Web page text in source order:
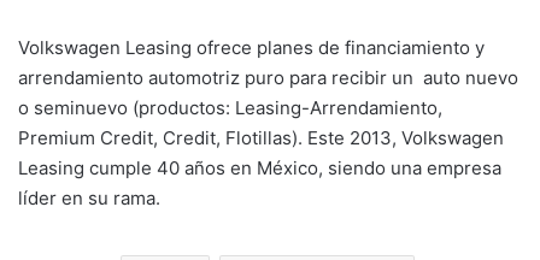
Volkswagen Leasing ofrece planes de financiamiento y
arrendamiento automotriz puro para recibir un auto nuevo
o seminuevo (productos: Leasing-Arrendamiento,
Premium Credit, Credit, Flotillas). Este 2013, Volkswagen
Leasing cumple 40 años en México, siendo una empresa
líder en su rama.